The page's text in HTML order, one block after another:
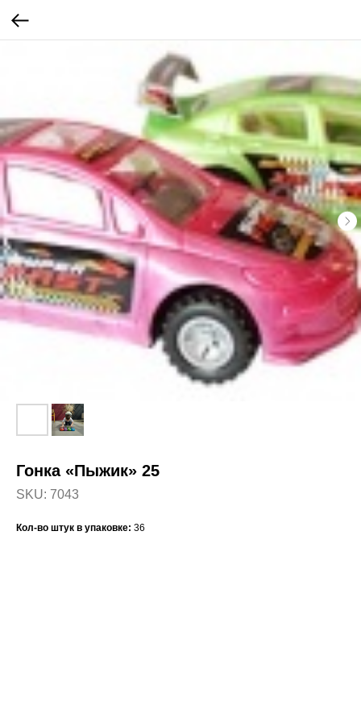
Гонка «Пыжик» 25
SKU: 7043
Кол-во штук в упаковке: 36